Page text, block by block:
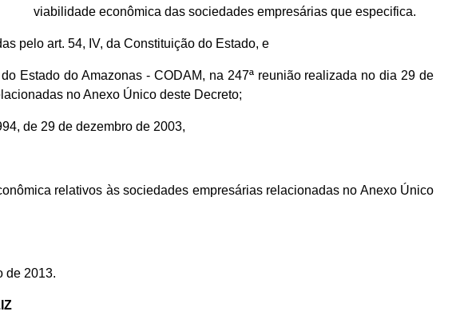
viabilidade econômica das sociedades empresárias que especifica.
pelo art. 54, IV, da Constituição do Estado, e
Estado do Amazonas - CODAM, na 247ª reunião realizada no dia 29 de
no Anexo Único deste Decreto;
de 29 de dezembro de 2003,
relativos às sociedades empresárias relacionadas no Anexo Único
de 2013.